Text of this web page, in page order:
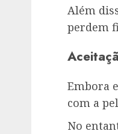
Além
perdem
Embora
com a
No